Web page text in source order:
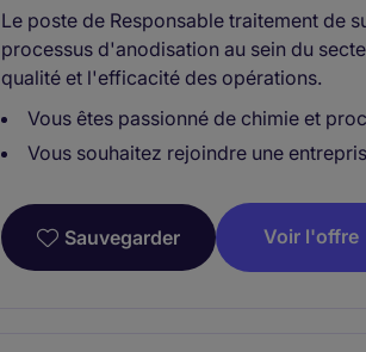
Le poste de Responsable traitement de
processus d'anodisation au sein du
qualité et l'efficacité des opérations.
Vous êtes passionné de chimie et
Vous souhaitez rejoindre une
Sauvegarder Voir l'offre